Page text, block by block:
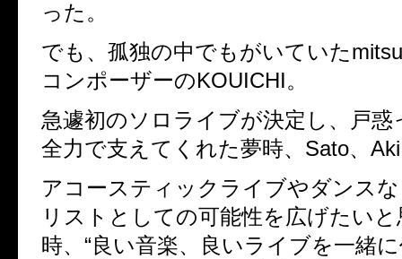
った。
でも、孤独の中でもがいていた
コンポーザーのKOUICHI。
急遽初のソロライブが決定し、戸惑
全力で支えてくれた夢時、Sato、
アコースティックライブやダンス
リストとしての可能性を広げたい
時、“良い音楽、良いライブを一緒